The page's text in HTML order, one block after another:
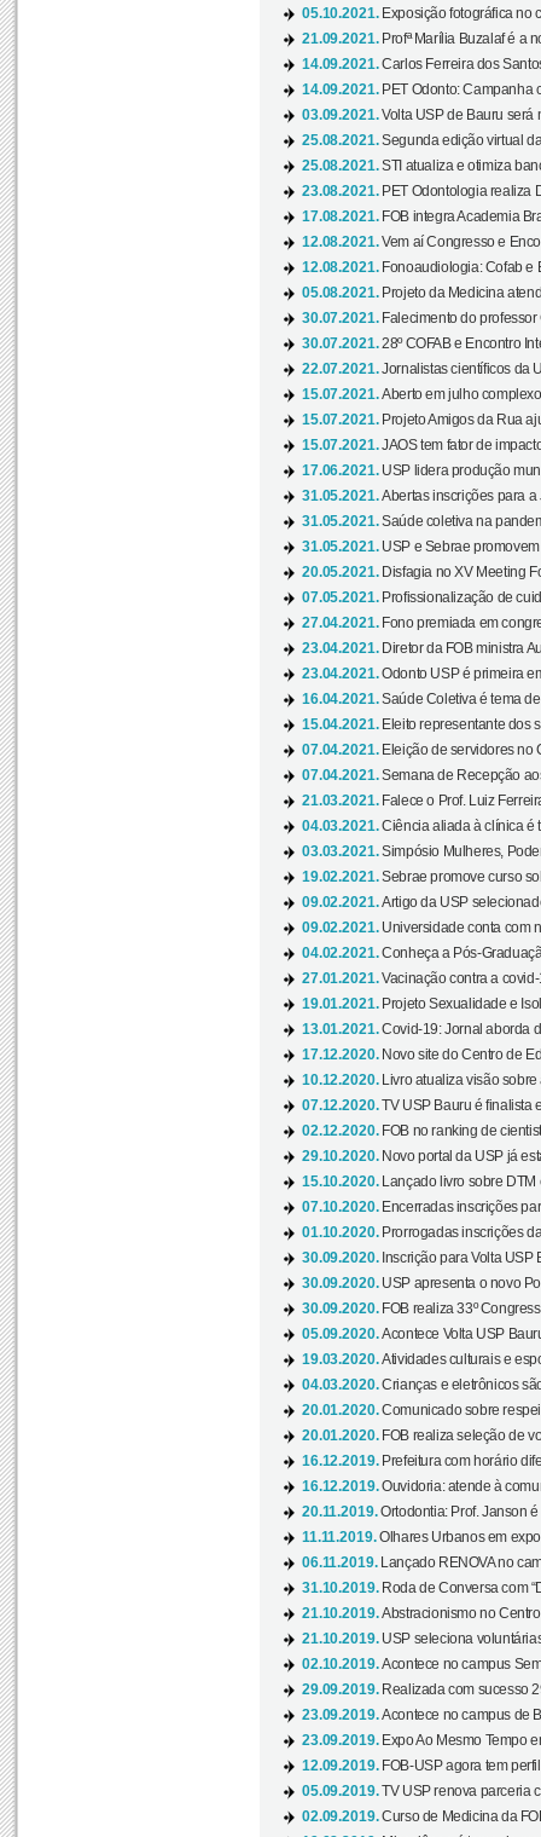
05.10.2021. Exposição fotográfica no
21.09.2021. Profª Marília Buzalaf é a
14.09.2021.Carlos Ferreira dos
14.09.2021. PET Odonto: Campanha
03.09.2021.Volta USP de Bauru será
25.08.2021.Segunda edição virtual
25.08.2021.STI atualiza e otimiza
23.08.2021. PET Odontologia realiza
17.08.2021. FOB integra Academia
12.08.2021.Vem aí Congresso e
12.08.2021. Fonoaudiologia: Cofab e
05.08.2021. Projeto da Medicina
30.07.2021. Falecimento do
30.07.2021.28º COFAB e Encontro
22.07.2021.Jornalistas científicos da
15.07.2021.Aberto em julho
15.07.2021. Projeto Amigos da Rua
15.07.2021.JAOS tem fator de
17.06.2021. USP lidera produção
31.05.2021.Abertas inscrições para
31.05.2021.Saúde coletiva na
31.05.2021. USP e Sebrae
20.05.2021. Disfagia no XV Meeting
07.05.2021. Profissionalização de
27.04.2021. Fono premiada em
23.04.2021. Diretor da FOB ministra
23.04.2021.Odonto USP é primeira
16.04.2021.Saúde Coletiva é tema
15.04.2021. Eleito representante dos
07.04.2021. Eleição de servidores no
07.04.2021.Semana de Recepção
21.03.2021. Falece o Prof. Luiz
04.03.2021.Ciência aliada à clínica é
03.03.2021.Simpósio Mulheres,
19.02.2021.Sebrae promove curso
09.02.2021.Artigo da USP
09.02.2021. Universidade conta com
04.02.2021.Conheça a Pós-
27.01.2021.Vacinação contra a
19.01.2021. Projeto Sexualidade e
13.01.2021.Covid-19: Jornal aborda
17.12.2020. Novo site do Centro de
10.12.2020.
Livro atualiza visão
07.12.2020.TV USP Bauru é finalista
02.12.2020. FOB no ranking de
29.10.2020. Novo portal da USP já
15.10.2020.
Lançado livro sobre
07.10.2020. Encerradas inscrições
01.10.2020. Prorrogadas inscrições
30.09.2020. Inscrição para Volta USP
30.09.2020. USP apresenta o novo
30.09.2020. FOB realiza 33º
05.09.2020.Acontece Volta USP
19.03.2020.Atividades culturais e
04.03.2020.Crianças e eletrônicos
20.01.2020.Comunicado sobre
20.01.2020. FOB realiza seleção de
16.12.2019. Prefeitura com horário
16.12.2019.Ouvidoria: atende à
20.11.2019.Ortodontia: Prof. Janson
11.11.2019.Olhares Urbanos em
06.11.2019.
Lançado RENOVA no
31.10.2019. Roda de Conversa com
21.10.2019.Abstracionismo no
21.10.2019. USP seleciona
02.10.2019.Acontece no campus
29.09.2019. Realizada com sucesso
23.09.2019.Acontece no campus de
23.09.2019. Expo Ao Mesmo Tempo
12.09.2019. FOB-USP agora tem
05.09.2019.TV USP renova parceria
02.09.2019.Curso de Medicina da